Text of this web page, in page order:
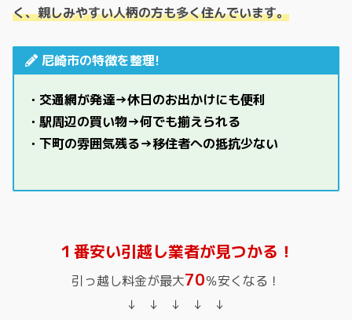
く、親しみやすい人柄の方も多く住んでいます。
尼崎市の特徴を整理!
・交通網が発達→休日のお出かけにも便利
・駅周辺の買い物→何でも揃えられる
・下町の雰囲気残る→移住者への抵抗少ない
１番安い引越し業者が見つかる！
引っ越し料金が最大70％安くなる！
↓ ↓ ↓ ↓ ↓